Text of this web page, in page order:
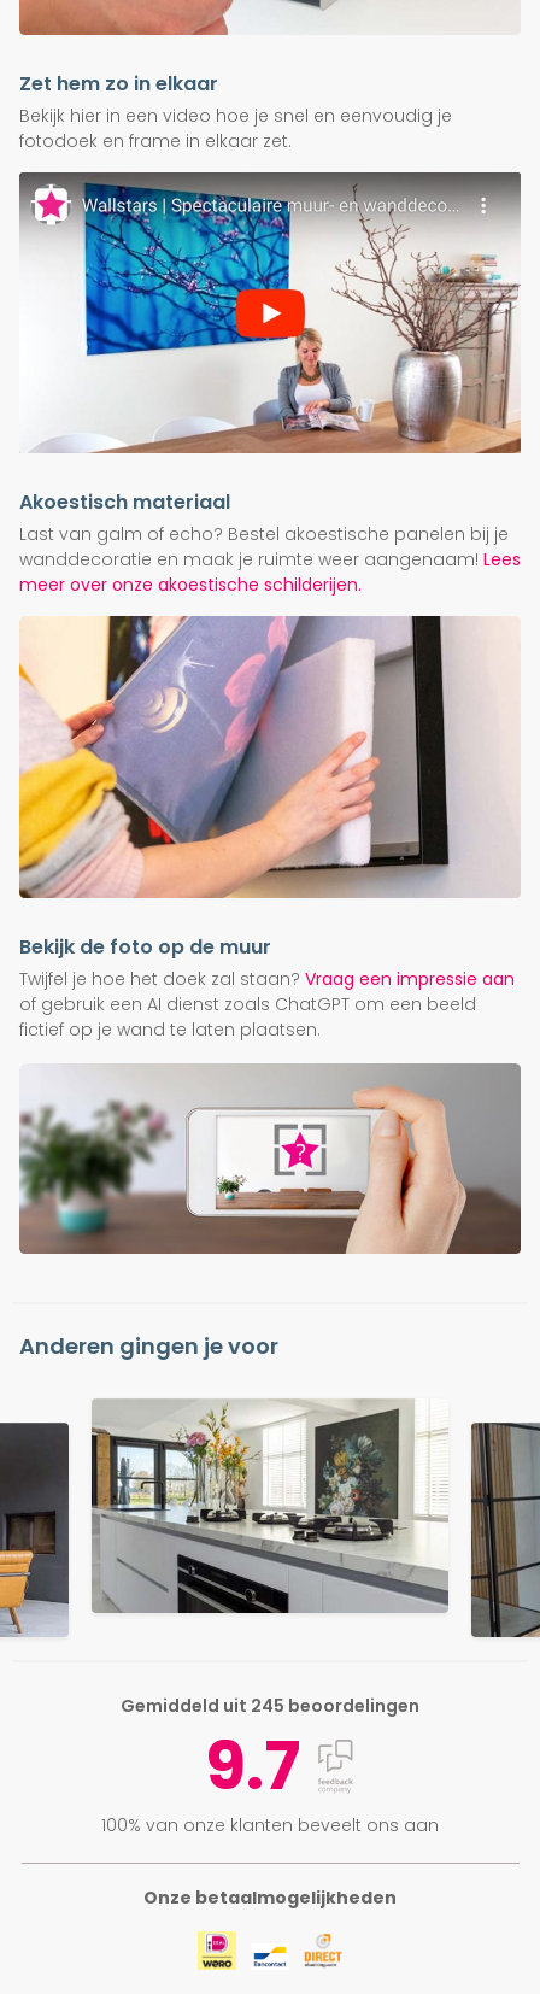
Zet hem zo in elkaar
Bekijk hier in een video hoe je snel en eenvoudig je
fotodoek en frame in elkaar zet.
Akoestisch materiaal
Last van galm of echo? Bestel akoestische panelen bij je
wanddecoratie en maak je ruimte weer aangenaam! Lees
meer over onze akoestische schilderijen.
Bekijk de foto op de muur
Twijfel je hoe het doek zal staan? Vraag een impressie aan
of gebruik een AI dienst zoals ChatGPT om een beeld
fictief op je wand te laten plaatsen.
Anderen gingen je voor
Onze betaalmogelijkheden
Gemiddeld uit 245 beoordelingen
9.7
100% van onze klanten beveelt ons aan